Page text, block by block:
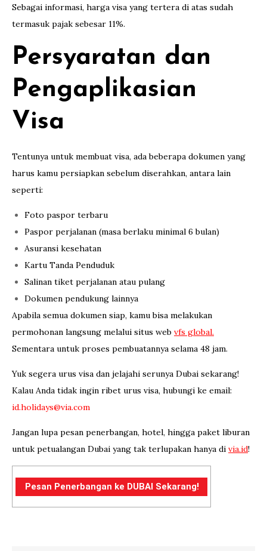
Sebagai informasi, harga visa yang tertera di atas sudah
termasuk pajak sebesar 11%.
Persyaratan dan
Pengaplikasian
Visa
Tentunya untuk membuat visa, ada beberapa dokumen yang
harus kamu persiapkan sebelum diserahkan, antara lain
seperti:
Foto paspor terbaru
Paspor perjalanan (masa berlaku minimal 6 bulan)
Asuransi kesehatan
Kartu Tanda Penduduk
Salinan tiket perjalanan atau pulang
Dokumen pendukung lainnya
Apabila semua dokumen siap, kamu bisa melakukan
permohonan langsung melalui situs web vfs global.
Sementara untuk proses pembuatannya selama 48 jam.
Yuk segera urus visa dan jelajahi serunya Dubai sekarang!
Kalau Anda tidak ingin ribet urus visa, hubungi ke email:
id.holidays@via.com
Jangan lupa pesan penerbangan, hotel, hingga paket liburan
untuk petualangan Dubai yang tak terlupakan hanya di via.id!
Pesan Penerbangan ke DUBAI Sekarang!